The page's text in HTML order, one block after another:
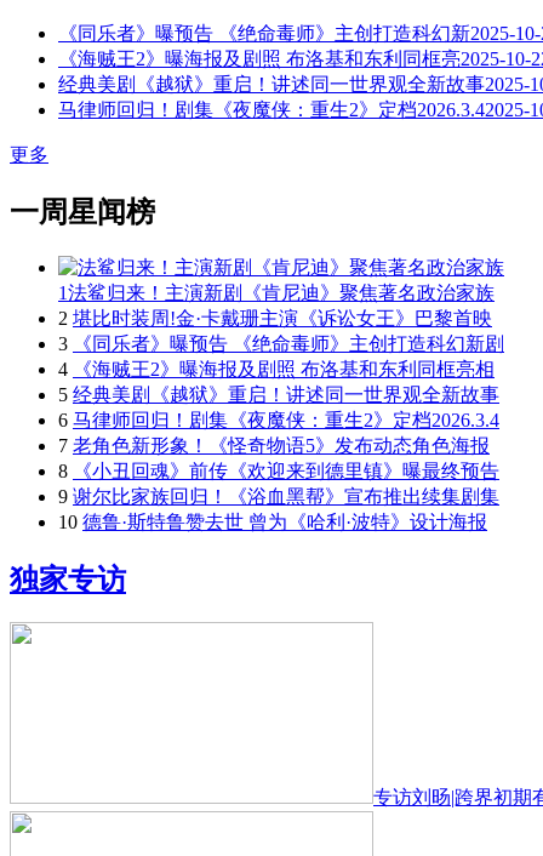
《同乐者》曝预告 《绝命毒师》主创打造科幻新2025-
《海贼王2》曝海报及剧照 布洛基和东利同框亮2025-10-
经典美剧《越狱》重启！讲述同一世界观全新故事2025-
马律师回归！剧集《夜魔侠：重生2》定档2026.3.42025-
更多
一周星闻榜
1法鲨归来！主演新剧《肯尼迪》聚焦著名政治家族
2 堪比时装周!金·卡戴珊主演《诉讼女王》巴黎首映
3
《同乐者》曝预告 《绝命毒师》主创打造科幻新剧
4
《海贼王2》曝海报及剧照 布洛基和东利同框亮相
5 经典美剧《越狱》重启！讲述同一世界观全新故事
6 马律师回归！剧集《夜魔侠：重生2》定档2026.3.4
7 老角色新形象！《怪奇物语5》发布动态角色海报
8
《小丑回魂》前传《欢迎来到德里镇》曝最终预告
9 谢尔比家族回归！《浴血黑帮》宣布推出续集剧集
10 德鲁·斯特鲁赞去世 曾为《哈利·波特》设计海报
独家专访
专访刘旸|跨界初期